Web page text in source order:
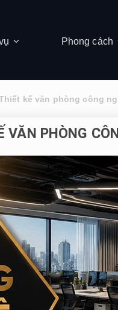
Phong cách
kế văn phòng công
VĂN PHÒNG